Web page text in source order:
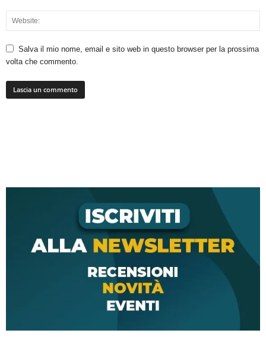
Salva il mio nome, email e sito web in questo browser per la prossima
volta che commento.